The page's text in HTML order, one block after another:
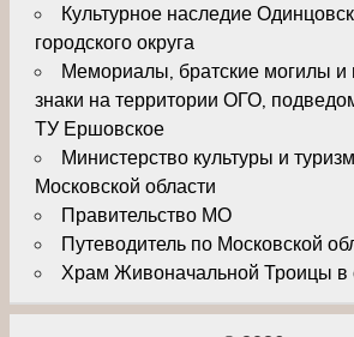
Культурное наследие
городского округа
Мемориалы, братские могилы и
знаки на территории ОГО,
ТУ Ершовское
Министерство культуры и
Московской области
Правительство МО
Путеводитель по Московской
Храм Живоначальной Троицы в